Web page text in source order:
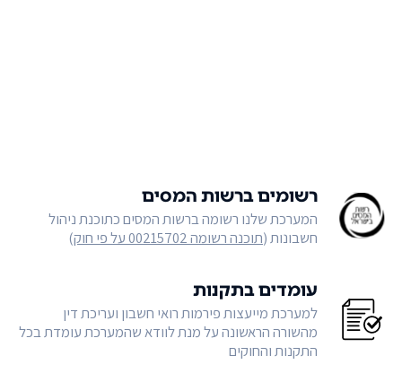
רשומים ברשות המסים
המערכת שלנו רשומה ברשות המסים כתוכנת ניהול
חשבונות (תוכנה רשומה 00215702 על פי חוק )
עומדים בתקנות
למערכת מייעצות פירמות רואי חשבון ועריכת דין
מהשורה הראשונה על מנת לוודא שהמערכת עומדת בכל
התקנות והחוקים